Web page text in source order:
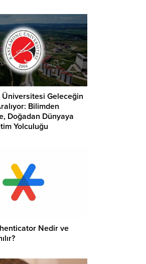
Üniversitesi Geleceğin
Bilimden
Doğadan Dünyaya
Yolculuğu
Nedir ve